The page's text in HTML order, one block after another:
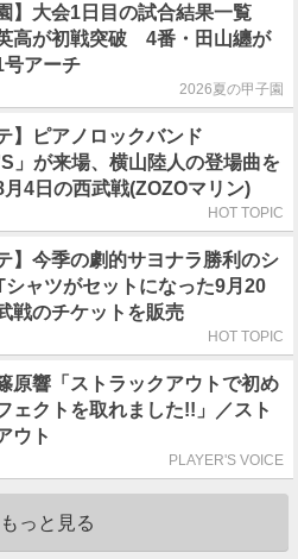
】大会1日目の試合結果一覧
高が初戦突破 4番・田山纏が
号アーチ
2026夏の甲子園
】ピアノロックバンド
」が来場、横山陸人の登場曲を
4日の西武戦(ZOZOマリン)
HOT TOPIC
】今季の劇的サヨナラ勝利のシ
シャツがセットになった9月20
戦のチケットを販売
HOT TOPIC
原響「ストラックアウトで初め
ェクトを取れました!!」／スト
ウト
PLAYER'S VOICE
もっと見る